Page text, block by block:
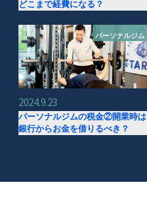
どこまで経費になる？
パーソナルジム
2024.9.23
パーソナルジムの税金②開業時は
銀行からお金を借りるべき？